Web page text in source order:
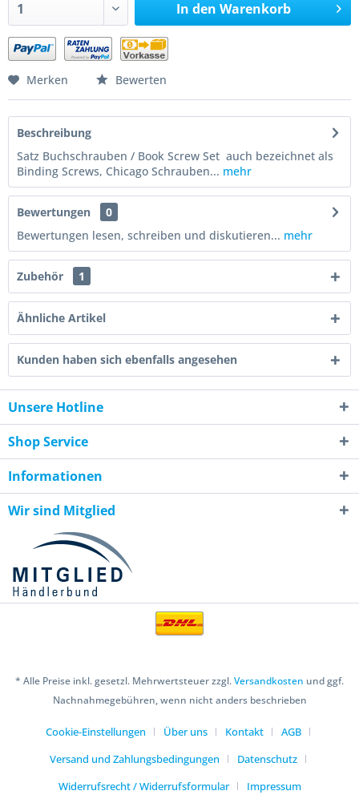
In den Warenkorb
Merken Bewerten
Beschreibung
Satz Buchschrauben / Book Screw Set auch bezeichnet als
Binding Screws, Chicago Schrauben... mehr
Bewertungen
0
Bewertungen lesen, schreiben und diskutieren... mehr
Zubehör 1
Ähnliche Artikel
Kunden haben sich ebenfalls angesehen
Unsere Hotline
Shop Service
Informationen
Wir sind Mitglied
* Alle Preise inkl. gesetzl. Mehrwertsteuer zzgl.Versandkosten und ggf.
Nachnahmegebühren, wenn nicht anders beschrieben
Cookie-Einstellungen Über uns Kontakt
AGB
Versand und Zahlungsbedingungen
Datenschutz
Widerrufsrecht / Widerrufsformular
Impressum